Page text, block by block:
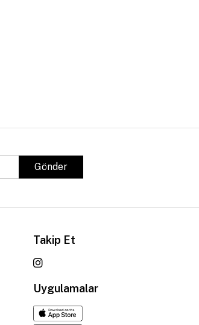
Gönder
Takip Et
Uygulamalar